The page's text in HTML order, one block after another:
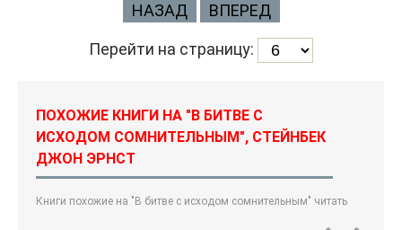
НАЗАД ВПЕРЕД
Перейти на страницу:
ПОХОЖИЕ КНИГИ НА "В БИТВЕ С
ИСХОДОМ СОМНИТЕЛЬНЫМ", СТЕЙНБЕК
ДЖОН ЭРНСТ
Книги похожие на "В битве с исходом сомнительным" читать